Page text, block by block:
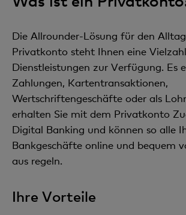
Die Allrounder-Lösung für den
Privatkonto steht Ihnen eine
Dienstleistungen zur Verfügung. Es
Zahlungen, Kartentransaktionen,
Wertschriftengeschäfte oder als
erhalten Sie mit dem Privatkonto
Digital Banking und können so alle
Bankgeschäfte online und bequem
aus regeln.
Ihre Vorteile